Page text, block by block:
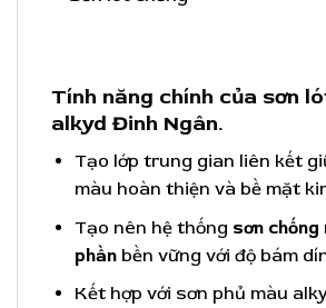
Tính năng chính của sơn
alkyd Đinh Ngân.
Tạo lớp trung gian liên kết
màu hoàn thiện và bề mặt
Tạo nên hệ thống sơn chống
phầnbền vững với độ bám
Kết hợp với sơn phủ màu